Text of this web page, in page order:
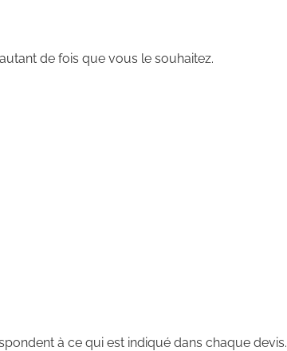
de fois que vous le souhaitez.
à ce qui est indiqué dans chaque devis.